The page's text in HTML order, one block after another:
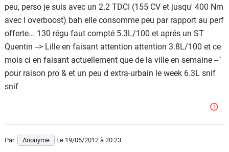
peu, perso je suis avec un 2.2 TDCI (155 CV et jusqu' 400 Nm
avec l overboost) bah elle consomme peu par rapport au perf
offerte... 130 régu faut compté 5.3L/100 et aprés un ST
Quentin --> Lille en faisant attention attention 3.8L/100 et ce
mois ci en faisant actuellement que de la ville en semaine --"
pour raison pro & et un peu d extra-urbain le week 6.3L snif
snif
Par Anonyme Le 19/05/2012 à 20:23